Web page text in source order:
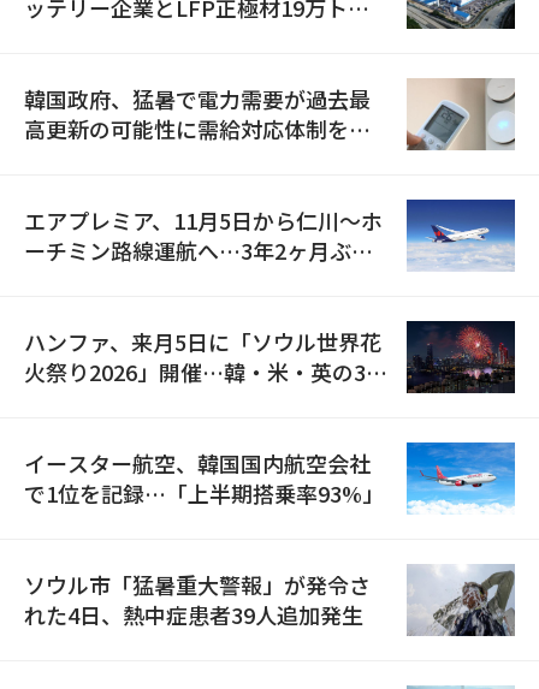
ッテリー企業とLFP正極材19万トン
韓国政府、猛暑で電力需要が過去最
高更新の可能性に需給対応体制を点
エアプレミア、11月5日から仁川〜ホ
ーチミン路線運航へ…3年2ヶ月ぶり
ハンファ、来月5日に「ソウル世界花
火祭り2026」開催…韓・米・英の3カ
イースター航空、韓国国内航空会社
で1位を記録…「上半期搭乗率93%」
ソウル市「猛暑重大警報」が発令さ
れた4日、熱中症患者39人追加発生